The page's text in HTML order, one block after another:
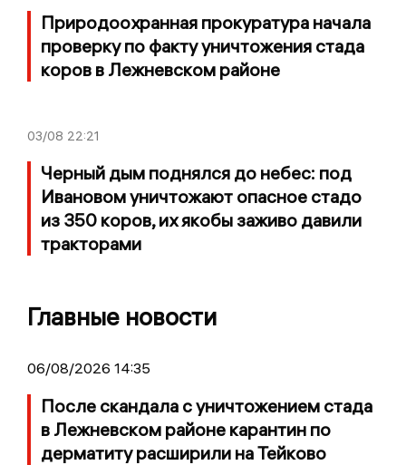
Природоохранная прокуратура начала
проверку по факту уничтожения стада
коров в Лежневском районе
03/08 22:21
Черный дым поднялся до небес: под
Ивановом уничтожают опасное стадо
из 350 коров, их якобы заживо давили
тракторами
Главные новости
06/08/2026 14:35
После скандала с уничтожением стада
в Лежневском районе карантин по
дерматиту расширили на Тейково